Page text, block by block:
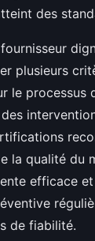
des
plusieurs
le processus
la qualité du
efficace
de fiabilité.